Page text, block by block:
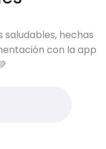
saludables, hechas
con la app